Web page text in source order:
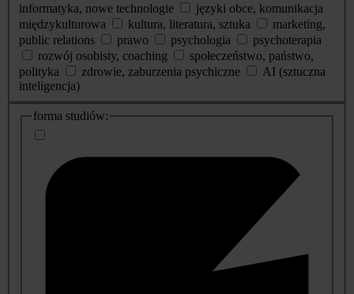
informatyka, nowe technologie
języki obce, komunikacja
międzykulturowa
kultura, literatura, sztuka
marketing,
public relations
prawo psychologia
psychoterapia
rozwój osobisty, coaching
społeczeństwo, państwo,
polityka
zdrowie, zaburzenia psychiczne
AI (sztuczna
inteligencja)
dodatkowe
informacje
forma studiów: